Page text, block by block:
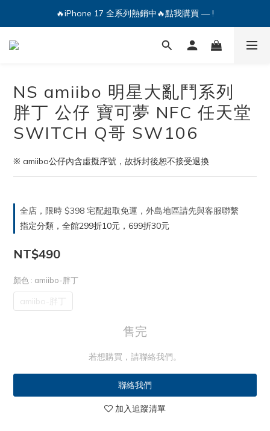
🔥iPhone 17 全系列熱銷中🔥點我購買 — !
🔥iPhone 17 全系列熱銷中🔥點我購買 — !
💕加入Q哥 Line 新好友領優惠券！🎫
NS amiibo 明星大亂鬥系列
胖丁 公仔 寶可夢 NFC 任天堂
SWITCH Q哥 SW106
※ amiibo公仔內含虛擬序號，故拆封後恕不接受退換
全店，限時 $398 宅配超取免運，外島地區請先與客服聯繫
指定分類，全館299折10元，699折30元
NT$490
顏色 : amiibo-胖丁
amiibo-胖丁
售完
若想購買，請聯絡我們。
聯絡我們
加入追蹤清單